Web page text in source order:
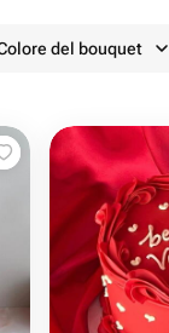
del bouquet